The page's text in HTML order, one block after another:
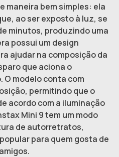
maneira bem simples: ela
ao ser exposto à luz, se
minutos, produzindo uma
possui um design
ajudar na composição da
que aciona o
O modelo conta com
permitindo que o
acordo com a iluminação
Mini 9 tem um modo
de autorretratos,
para quem gosta de